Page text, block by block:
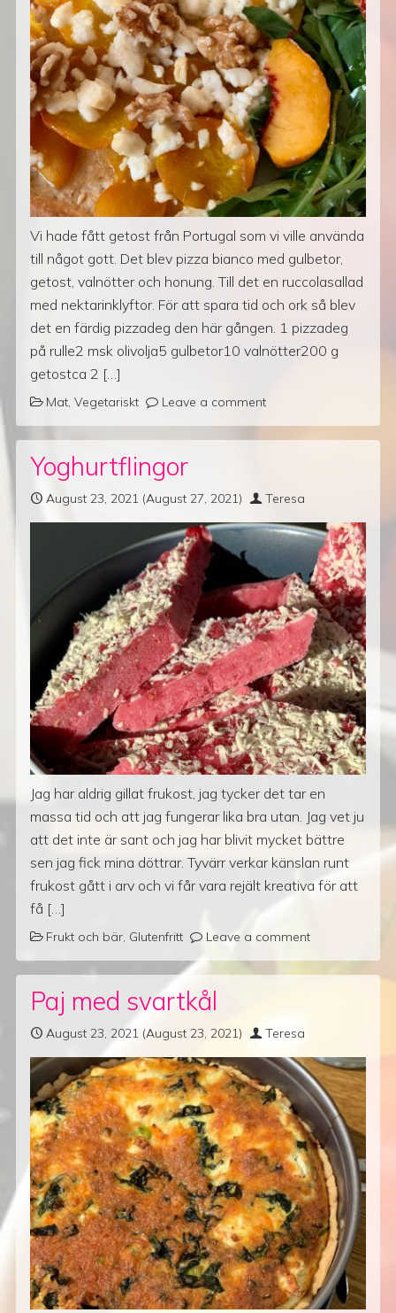
Vi hade fått getost från Portugal som vi ville använda
till något gott. Det blev pizza bianco med gulbetor,
getost, valnötter och honung. Till det en ruccolasallad
med nektarinklyftor. För att spara tid och ork så blev
det en färdig pizzadeg den här gången. 1 pizzadeg
på rulle2 msk olivolja5 gulbetor10 valnötter200 g
getostca 2 […]
Mat, Vegetariskt Leave a comment
Yoghurtflingor
August 23, 2021 (August 27, 2021) Teresa
Jag har aldrig gillat frukost, jag tycker det tar en
massa tid och att jag fungerar lika bra utan. Jag vet ju
att det inte är sant och jag har blivit mycket bättre
sen jag fick mina döttrar. Tyvärr verkar känslan runt
frukost gått i arv och vi får vara rejält kreativa för att
få […]
Frukt och bär, Glutenfritt Leave a comment
Paj med svartkål
August 23, 2021 (August 23, 2021) Teresa